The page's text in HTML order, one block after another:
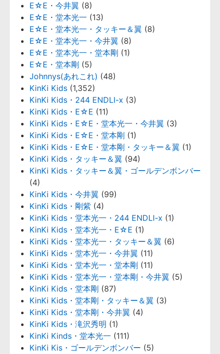
E☆E・今井翼 (8)
E☆E・堂本光一 (13)
E☆E・堂本光一・タッキー＆翼 (8)
E☆E・堂本光一・今井翼 (8)
E☆E・堂本光一・堂本剛 (1)
E☆E・堂本剛 (5)
Johnnys(あれこれ) (48)
KinKi Kids (1,352)
KinKi Kids・244 ENDLI-x (3)
KinKi Kids・E☆E (11)
KinKi Kids・E☆E・堂本光一・今井翼 (3)
KinKi Kids・E☆E・堂本剛 (1)
KinKi Kids・E☆E・堂本剛・タッキー＆翼 (1)
KinKi Kids・タッキー＆翼 (94)
KinKi Kids・タッキー＆翼・ゴールデンボンバー
(4)
KinKi Kids・今井翼 (99)
KinKi Kids・剛紫 (4)
KinKi Kids・堂本光一・244 ENDLI-x (1)
KinKi Kids・堂本光一・E☆E (1)
KinKi Kids・堂本光一・タッキー＆翼 (6)
KinKi Kids・堂本光一・今井翼 (11)
KinKi Kids・堂本光一・堂本剛 (11)
KinKi Kids・堂本光一・堂本剛・今井翼 (5)
KinKi Kids・堂本剛 (87)
KinKi Kids・堂本剛・タッキー＆翼 (3)
KinKi Kids・堂本剛・今井翼 (4)
KinKi Kids・滝沢秀明 (1)
KinKi Kinds・堂本光一 (111)
KinKi Kis・ゴールデンボンバー (5)